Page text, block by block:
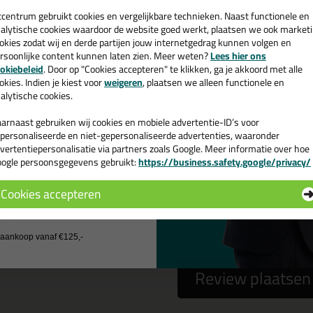
gebruiken het e-mailadres alleen om contact op te nemen bij vragen)
nee
Review plaatsen
gebruikt cookies en vergelijkbare technieken. Naast functionele en
cookies waardoor de website goed werkt, plaatsen we ook
zodat wij en derde partijen jouw internetgedrag kunnen volgen en
content kunnen laten zien. Meer weten?Lees hier ons
. Door op "Cookies accepteren" te klikken, ga je akkoord met alle
Indien je kiest voorweigeren, plaatsen we alleen functionele en
cookies.
gebruiken wij cookies en mobiele advertentie-ID’s voor
en niet-gepersonaliseerde advertenties, waaronder
via partners zoals Google. Meer informatie over hoe
persoonsgegevens gebruikt:https://business.safety.google/privacy/
Cookies accepteren
💚
en ontvang een
€35,-bij je eerste bestelling!
de actiecode ›
geen cadeau
vanaf €125,-